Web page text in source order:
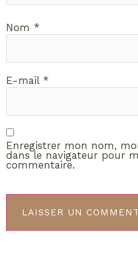
Nom *
E-mail *
Enregistrer mon nom,
dans le navigateur pour
commentaire.